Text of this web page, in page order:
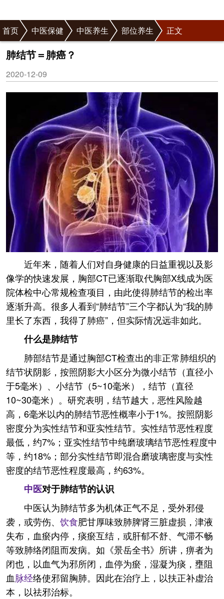
首页 中医保健 中医养生 部位养生 正文
肺结节＝肺癌？
2020-12-09
近年来，随着人们对自身健康的日益重视以及影
像学的快速发展，胸部CT已逐渐取代胸部X线成为医
院体检中心常规检查项目，由此使得肺结节的检出率
逐渐升高。很多人看到“肺结节”三个字都认为“我的肺
里长了东西，我得了肺癌”，但实际情况远非如此。
什么是肺结节
肺部结节是通过胸部CT检查出的非正常肺组织的
结节状阴影，按照阴影大小区分为微小结节（直径小
于5毫米）、小结节（5~10毫米），结节（直径
10~30毫米）。研究表明，结节越大，恶性风险越
高，6毫米以内的肺结节恶性概率小于1%。按照阴影
密度分为实性结节和亚实性结节。实性结节恶性程度
最低，约7%；亚实性结节中纯磨玻璃结节恶性程度中
等，约18%；部分实性结节即混合磨玻璃密度与实性
密度的结节恶性程度最高，约63%。
中医对于肺结节的认识
中医认为肺结节多为机体正气不足，受外邪侵
袭，或劳伤、 饮食肥甘厚味致肺脾肾三脏虚损，津液
失布，血瘀内停，痰瘀互结，或肝郁不舒、气滞不畅
等致肺络闭阻而发病。如《景岳全书》所讲，痹者为
闭也，以血气为邪所闭，血停为瘀，湿凝为痰，壅阻
血脉经络使邪留胸肺。因此在治疗上，以扶正补虚治
本，以祛邪治标。